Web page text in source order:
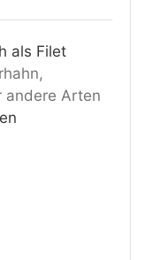
als Filet
andere Arten